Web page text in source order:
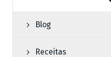
Blog
Receitas